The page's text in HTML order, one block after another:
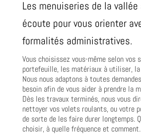
Les menuiseries de la
écoute pour vous orienter
formalités administratives.
Vous choisissez vous-même selon vos
portefeuille, les matériaux à utiliser,
Nous nous adaptons à toutes
besoin afin de vous aider à prendre la
Dès les travaux terminés, nous vous
nettoyer vos volets roulants, ou votre
de sorte de les faire durer longtemps.
choisir, à quelle fréquence et comment.